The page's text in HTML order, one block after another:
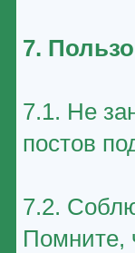
7.
7.1. Не
постов
7.2.
Помните,